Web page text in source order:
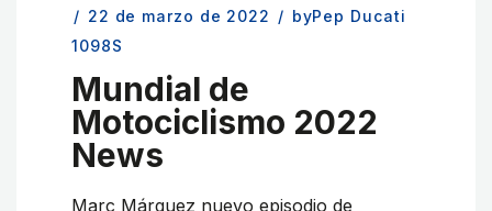
/ 22 de marzo de 2022 / byPep Ducati
1098S
Mundial de
Motociclismo 2022
News
Marc Márquez nuevo episodio de